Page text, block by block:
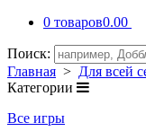
0 товаров0.00
Поиск:
Главная > Для всей
Категории
Все игры